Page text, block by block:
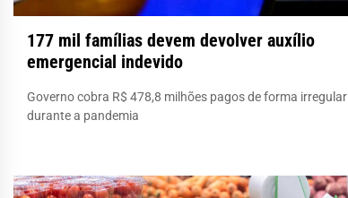
177 mil famílias devem devolver auxílio
emergencial indevido
Governo cobra R$ 478,8 milhões pagos de forma irregular
durante a pandemia